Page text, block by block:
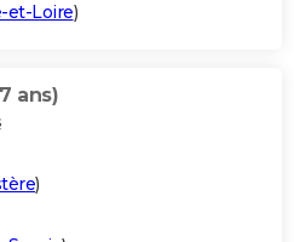
et-Loire)
ans)
)